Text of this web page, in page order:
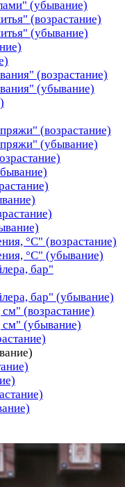
(убывание)
(возрастание)
(убывание)
(возрастание)
(убывание)
(возрастание)
(убывание)
°C" (возрастание)
°C" (убывание)
бар"
бар" (убывание)
(возрастание)
см" (убывание)